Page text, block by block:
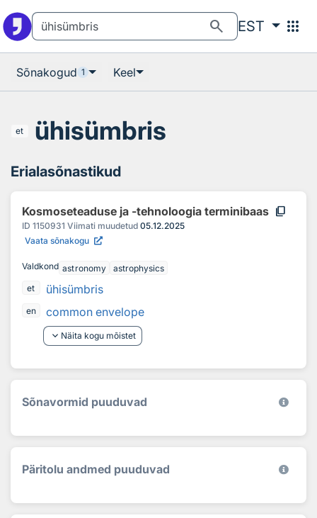
search EST apps
Sõnakogud 1 Keel
et ühisümbris
Erialasõnastikud
Kosmoseteaduse ja -tehnoloogia terminibaas content_copy
ID 1150931 Viimati muudetud 05.12.2025
Vaata sõnakogu
Valdkond astronomy
astrophysics
et
ühisümbris
en
common envelope
keyboard_arrow_down Näita kogu mõistet
Sõnavormid puuduvad
Päritolu andmed puuduvad